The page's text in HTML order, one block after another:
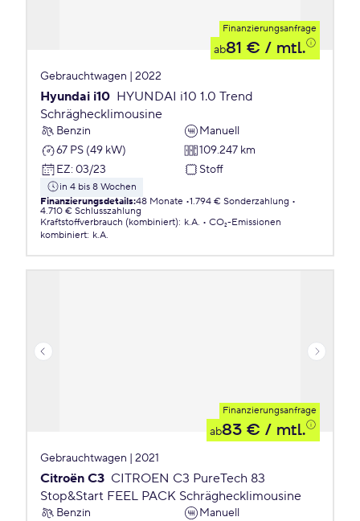
Finanzierungsanfrage
ab81 € / mtl.
Gebrauchtwagen | 2022
Hyundai i10 HYUNDAI i10 1.0 Trend
Schräghecklimousine
Benzin
Manuell
67 PS (49 kW)
109.247 km
EZ: 03/23 Stoff
in 4 bis 8 Wochen
Finanzierungsdetails:48 Monate 1.794 € Sonderzahlung
4.710 € Schlusszahlung
Kraftstoffverbrauch (kombiniert): k.A.
CO₂-Emissionen
kombiniert: k.A.
Finanzierungsanfrage
ab83 € / mtl.
Gebrauchtwagen | 2021
Citroën C3 CITROEN C3 PureTech 83
Stop&Start FEEL PACK Schräghecklimousine
Benzin
Manuell